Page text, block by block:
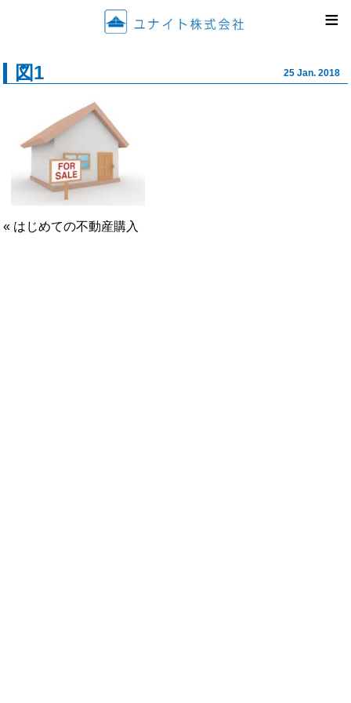
ユナイ
≡
図1 25 Jan. 2018
« はじめての不動産購入